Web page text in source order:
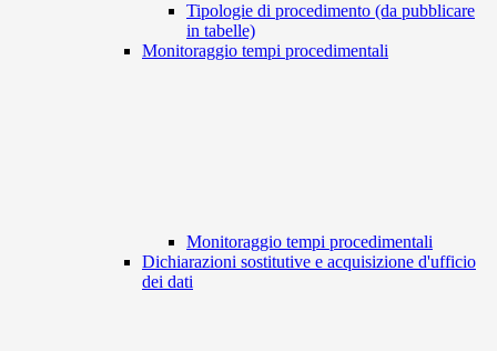
Tipologie di procedimento (da pubblicare
in tabelle)
Monitoraggio tempi procedimentali
Monitoraggio tempi procedimentali
Dichiarazioni sostitutive e acquisizione d'ufficio
dei dati